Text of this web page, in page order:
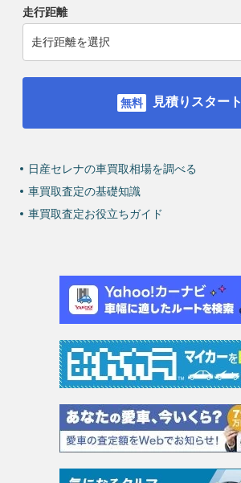
走行距離
見積りスタート
日産セレナの車買取相場を調べる
車買取査定の基礎知識
車買取査定お役立ちガイド